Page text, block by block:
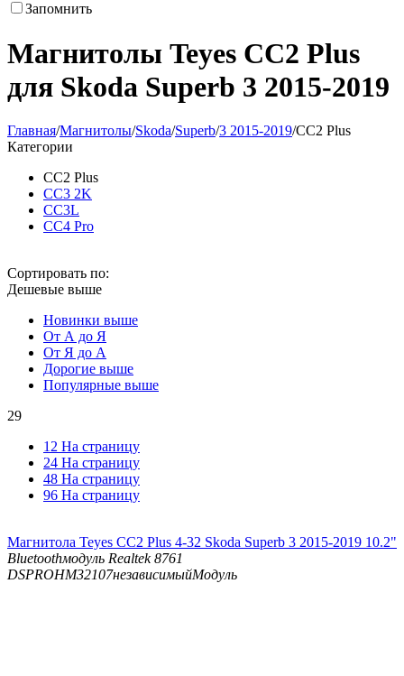
Запомнить
Магнитолы Teyes CC2 Plus
для Skoda Superb 3 2015-2019
Главная/Магнитолы/Skoda/Superb/3 2015-2019/CC2 Plus
Категории
CC2 Plus
CC3 2K
CC3L
CC4 Pro
Сортировать по:
Дешевые выше
Новинки выше
От А до Я
От Я до А
Дорогие выше
Популярные выше
29
12 На страницу
24 На страницу
48 На страницу
96 На страницу
Магнитола Teyes CC2 Plus 4-32 Skoda Superb 3 2015-2019 10.2"
Bluetoothмодуль Realtek 8761
DSPROHM32107независимыйМодуль